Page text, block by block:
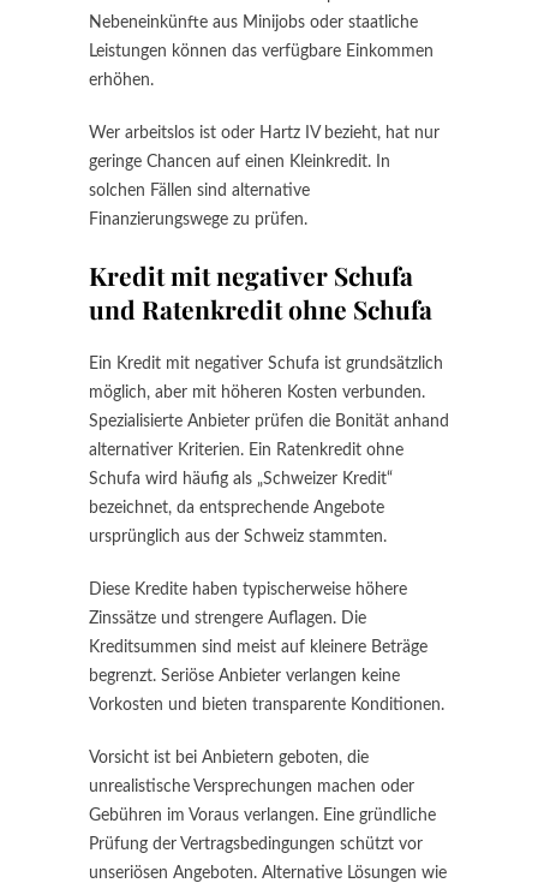
Nebeneinkünfte aus Minijobs oder staatliche
Leistungen können das verfügbare Einkommen
erhöhen.
Wer arbeitslos ist oder Hartz IV bezieht, hat nur
geringe Chancen auf einen Kleinkredit. In
solchen Fällen sind alternative
Finanzierungswege zu prüfen.
Kredit mit negativer Schufa
und Ratenkredit ohne Schufa
Ein Kredit mit negativer Schufa ist grundsätzlich
möglich, aber mit höheren Kosten verbunden.
Spezialisierte Anbieter prüfen die Bonität anhand
alternativer Kriterien. Ein Ratenkredit ohne
Schufa wird häufig als „Schweizer Kredit“
bezeichnet, da entsprechende Angebote
ursprünglich aus der Schweiz stammten.
Diese Kredite haben typischerweise höhere
Zinssätze und strengere Auflagen. Die
Kreditsummen sind meist auf kleinere Beträge
begrenzt. Seriöse Anbieter verlangen keine
Vorkosten und bieten transparente Konditionen.
Vorsicht ist bei Anbietern geboten, die
unrealistische Versprechungen machen oder
Gebühren im Voraus verlangen. Eine gründliche
Prüfung der Vertragsbedingungen schützt vor
unseriösen Angeboten. Alternative Lösungen wie